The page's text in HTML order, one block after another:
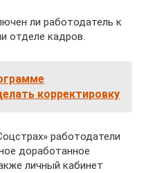
ли работодатель к
отделе кадров.
корректировку
работодатели
доработанное
личный кабинет